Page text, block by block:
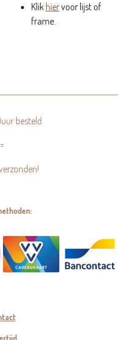
Klik hiervoor lijst of
frame.
besteld
=